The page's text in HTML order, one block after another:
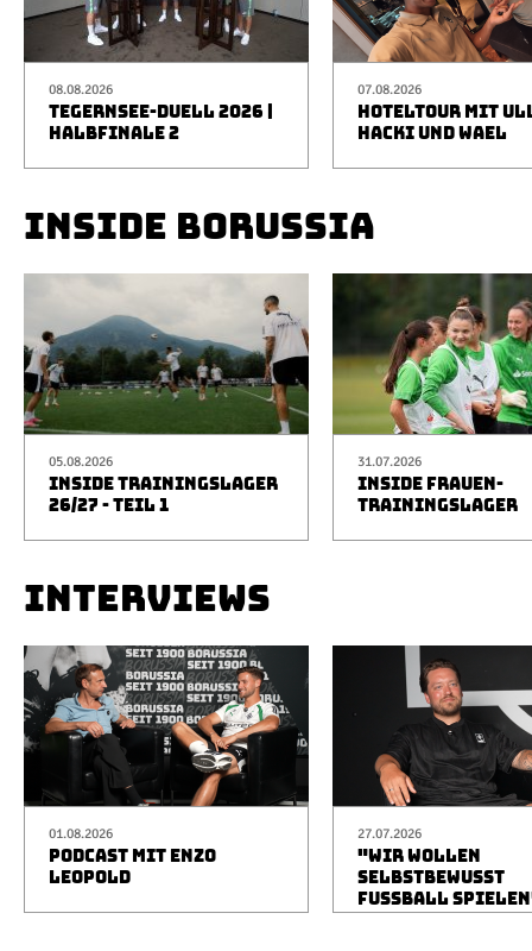
08.08.2026
TEGERNSEE-DUELL 2026 |
HALBFINALE 2
07.08.2026
HOTELTOUR MIT
HACKI UND WAEL
INSIDE BORUSSIA
05.08.2026
INSIDE TRAININGSLAGER
26/27 - TEIL 1
31.07.2026
INSIDE FRAUEN-
TRAININGSLAGER
INTERVIEWS
01.08.2026
PODCAST MIT ENZO
LEOPOLD
27.07.2026
"WIR WOLLEN
SELBSTBEWUSST
FUSSBALL